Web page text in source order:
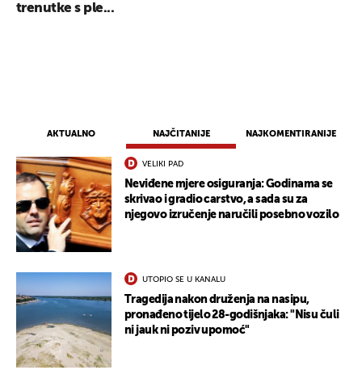
AKTUALNO NAJČITANIJE NAJKOMENTIRANIJE
VELIKI PAD
Neviđene mjere osiguranja: Godinama se
skrivao i gradio carstvo, a sada su za
njegovo izručenje naručili posebno vozilo
UTOPIO SE U KANALU
Tragedija nakon druženja na nasipu,
pronađeno tijelo 28-godišnjaka: "Nisu čuli
ni jauk ni poziv upomoć"
trenutke s ple...